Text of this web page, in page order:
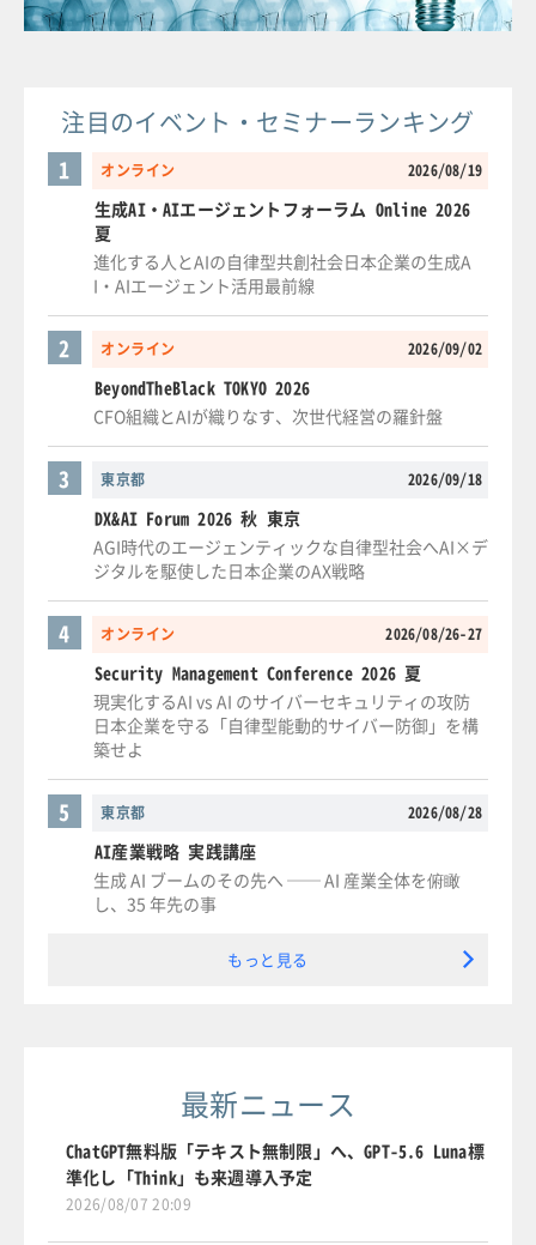
注目のイベント・セミナーランキング
オンライン 2026/08/19
1
生成AI・AIエージェントフォーラム Online 2026
夏
進化する人とAIの自律型共創社会日本企業の生成A
I・AIエージェント活用最前線
オンライン 2026/09/02
2
BeyondTheBlack TOKYO 2026
CFO組織とAIが織りなす、次世代経営の羅針盤
東京都 2026/09/18
3
DX&AI Forum 2026 秋 東京
AGI時代のエージェンティックな自律型社会へAI×デ
ジタルを駆使した日本企業のAX戦略
オンライン 2026/08/26-27
4
Security Management Conference 2026 夏
現実化するAI vs AI のサイバーセキュリティの攻防
日本企業を守る「自律型能動的サイバー防御」を構
築せよ
東京都 2026/08/28
5
AI産業戦略 実践講座
生成 AI ブームのその先へ ── AI 産業全体を俯瞰
し、35 年先の事
もっと見る
最新ニュース
ChatGPT無料版「テキスト無制限」へ、GPT-5.6 Luna標
準化し「Think」も来週導入予定
2026/08/07 20:09